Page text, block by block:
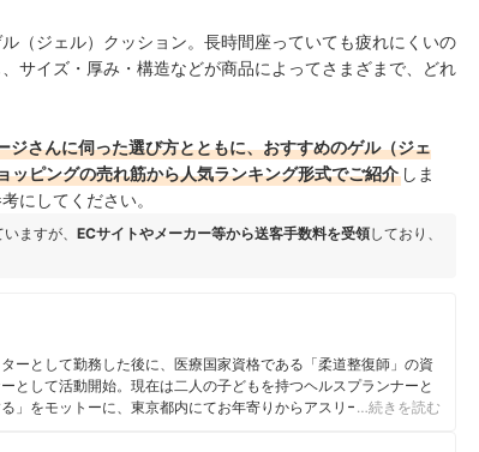
（ジェル）クッション。長時間座っていても疲れにくいの
サイズ・厚み・構造などが商品によってさまざまで、どれ
さんに伺った選び方とともに、おすすめのゲル（ジェ
ピングの売れ筋から人気ランキング形式でご紹介 しま
にしてください。
ますが、 ECサイトやメーカー等から送客手数料を受領しており、
ーとして勤務した後に、医療国家資格である「柔道整復師」の資
として活動開始。現在は二人の子どもを持つヘルスプランナーと
」をモットーに、東京都内にてお年寄りからアスリート・幼児ま
…続きを読む